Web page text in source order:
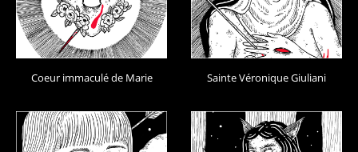
Coeur immaculé de Marie Sainte Véronique Giuliani